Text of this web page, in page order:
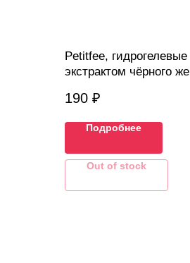
Petitfee,
экстрактом чёрного
190 ₽
Подробнее
Out of stock